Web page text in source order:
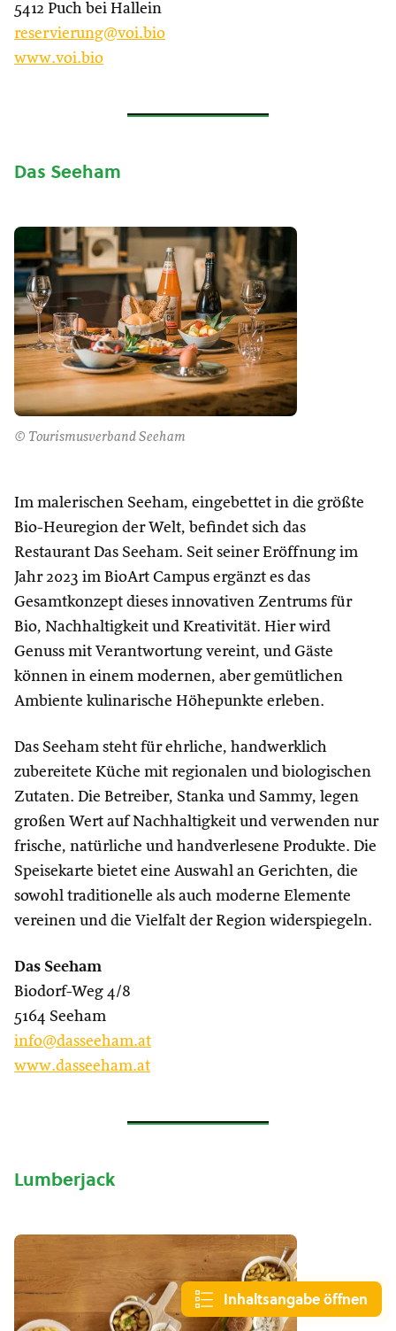
5412 Puch bei Hallein
reservierung@voi.bio
www.voi.bio
Das Seeham
© Tourismusverband Seeham
Im malerischen Seeham, eingebettet in die größte
Bio-Heuregion der Welt, befindet sich das
Restaurant Das Seeham. Seit seiner Eröffnung im
Jahr 2023 im BioArt Campus ergänzt es das
Gesamtkonzept dieses innovativen Zentrums für
Bio, Nachhaltigkeit und Kreativität. Hier wird
Genuss mit Verantwortung vereint, und Gäste
können in einem modernen, aber gemütlichen
Ambiente kulinarische Höhepunkte erleben.
Das Seeham steht für ehrliche, handwerklich
zubereitete Küche mit regionalen und biologischen
Zutaten. Die Betreiber, Stanka und Sammy, legen
großen Wert auf Nachhaltigkeit und verwenden nur
frische, natürliche und handverlesene Produkte. Die
Speisekarte bietet eine Auswahl an Gerichten, die
sowohl traditionelle als auch moderne Elemente
vereinen und die Vielfalt der Region widerspiegeln.
Das Seeham
Biodorf-Weg 4/8
5164 Seeham
info@dasseeham.at
www.dasseeham.at
Lumberjack
Inhaltsangabe öffnen